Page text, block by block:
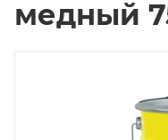
медный